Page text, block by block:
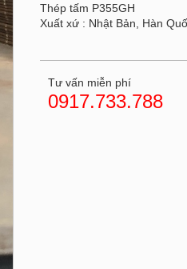
Thép tấm P355GH
Xuất xứ : Nhật Bản, Hàn
Tư vấn miễn phí
0917.733.788